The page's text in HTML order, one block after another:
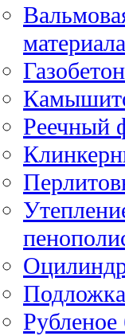
материала
Реечный
Рубленое